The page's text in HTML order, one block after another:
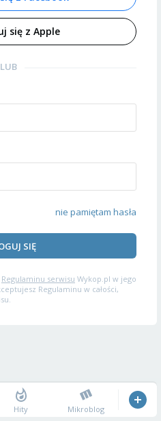
się z Apple
LUB
nie pamiętam hasła
SIĘ
Regulaminu serwisu Wykop.pl w jego
Regulaminu w całości,
Hity Mikroblog